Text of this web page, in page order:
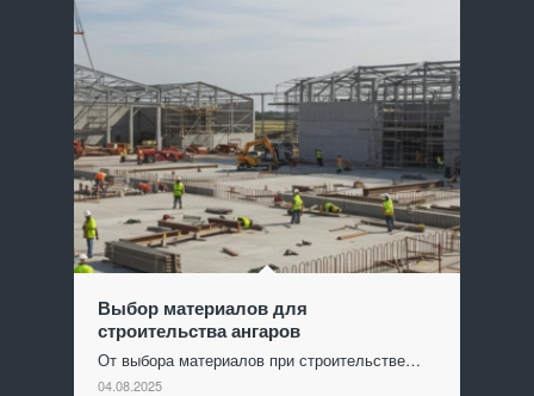
Выбор материалов для
строительства ангаров
От выбора материалов при строительстве…
04.08.2025